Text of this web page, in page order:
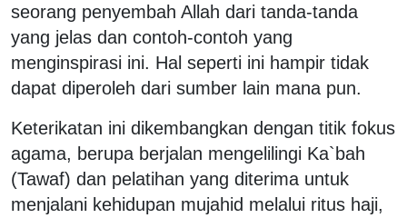
seorang penyembah Allah dari tanda-tanda
yang jelas dan contoh-contoh yang
menginspirasi ini. Hal seperti ini hampir tidak
dapat diperoleh dari sumber lain mana pun.
Keterikatan ini dikembangkan dengan titik fokus
agama, berupa berjalan mengelilingi Ka`bah
(Tawaf) dan pelatihan yang diterima untuk
menjalani kehidupan mujahid melalui ritus haji,